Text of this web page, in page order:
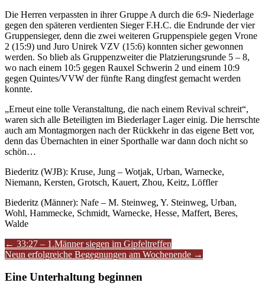
Die Herren verpassten in ihrer Gruppe A durch die 6:9- Niederlage
gegen den späteren verdienten Sieger F.H.C. die Endrunde der vier
Gruppensieger, denn die zwei weiteren Gruppenspiele gegen Vrone
2 (15:9) und Juro Unirek VZV (15:6) konnten sicher gewonnen
werden. So blieb als Gruppenzweiter die Platzierungsrunde 5 – 8,
wo nach einem 10:5 gegen Rauxel Schwerin 2 und einem 10:9
gegen Quintes/VVW der fünfte Rang dingfest gemacht werden
konnte.
„Erneut eine tolle Veranstaltung, die nach einem Revival schreit“,
waren sich alle Beteiligten im Biederlager Lager einig. Die herrschte
auch am Montagmorgen nach der Rückkehr in das eigene Bett vor,
denn das Übernachten in einer Sporthalle war dann doch nicht so
schön…
Biederitz (WJB): Kruse, Jung – Wotjak, Urban, Warnecke,
Niemann, Kersten, Grotsch, Kauert, Zhou, Keitz, Löffler
Biederitz (Männer): Nafe – M. Steinweg, Y. Steinweg, Urban,
Wohl, Hammecke, Schmidt, Warnecke, Hesse, Maffert, Beres,
Walde
Artikel-
Navigation
← 33:27 – 1.Männer siegen im Gipfeltreffen
Neun erfolgreiche Begegnungen am Wochenende →
Eine Unterhaltung beginnen